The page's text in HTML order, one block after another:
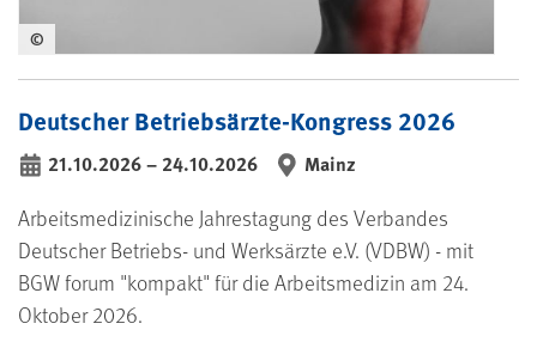
©
Deutscher Betriebsärzte-Kongress 2026
21.10.2026– 24.10.2026 Mainz
Arbeitsmedizinische Jahrestagung des Verbandes
Deutscher Betriebs- und Werksärzte e.V. (VDBW) - mit
BGW forum "kompakt" für die Arbeitsmedizin am 24.
Oktober 2026.